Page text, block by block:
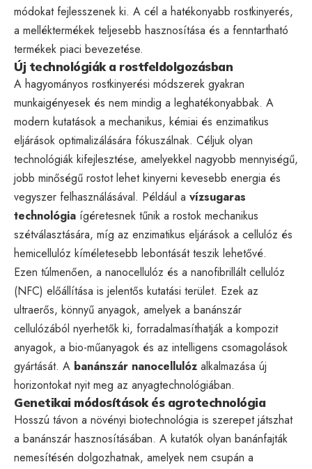
módokat fejlesszenek ki. A cél a hatékonyabb rostkinyerés,
a melléktermékek teljesebb hasznosítása és a fenntartható
termékek piaci bevezetése.
Új technológiák a rostfeldolgozásban
A hagyományos rostkinyerési módszerek gyakran
munkaigényesek és nem mindig a leghatékonyabbak. A
modern kutatások a mechanikus, kémiai és enzimatikus
eljárások optimalizálására fókuszálnak. Céljuk olyan
technológiák kifejlesztése, amelyekkel nagyobb mennyiségű,
jobb minőségű rostot lehet kinyerni kevesebb energia és
vegyszer felhasználásával. Például a vízsugaras
technológia ígéretesnek tűnik a rostok mechanikus
szétválasztására, míg az enzimatikus eljárások a cellulóz és
hemicellulóz kíméletesebb lebontását teszik lehetővé.
Ezen túlmenően, a nanocellulóz és a nanofibrillált cellulóz
(NFC) előállítása is jelentős kutatási terület. Ezek az
ultraerős, könnyű anyagok, amelyek a banánszár
cellulózából nyerhetők ki, forradalmasíthatják a kompozit
anyagok, a bio-műanyagok és az intelligens csomagolások
gyártását. A banánszár nanocellulóz alkalmazása új
horizontokat nyit meg az anyagtechnológiában.
Genetikai módosítások és agrotechnológia
Hosszú távon a növényi biotechnológia is szerepet játszhat
a banánszár hasznosításában. A kutatók olyan banánfajták
nemesítésén dolgozhatnak, amelyek nem csupán a